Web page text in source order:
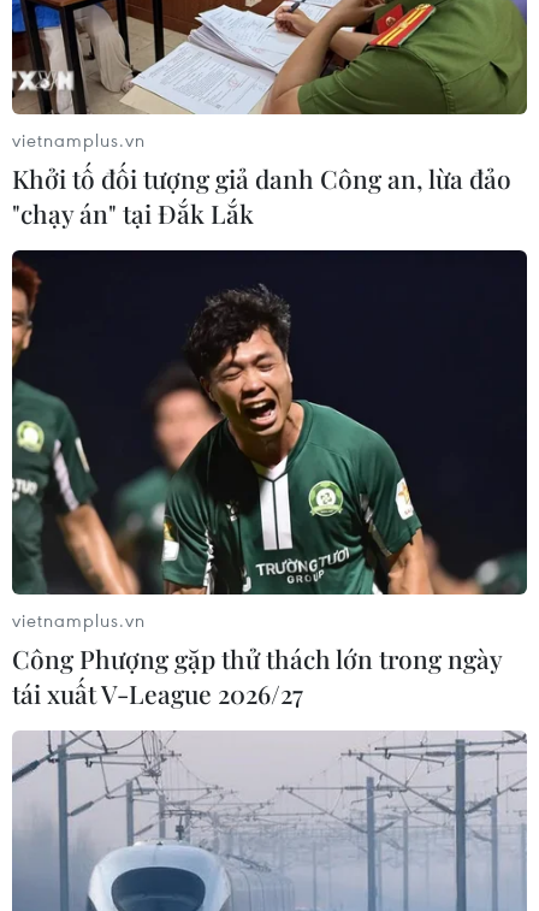
Đội tuyển Rowing Việt Nam kết thúc
ASIAD 19 với 3 huy chương Đồng
25/09/2023 04:26
Đội tuyển Rowing Việt Nam đã chính thức khép lại hành
trình tại ASIAD 19 với 3 huy chương Đồng sau khi giành
được vị trí thứ 3 ở nội dung thuyền 8 Nữ trong ngày thi
đấu 25/9.
vietnamplus.vn
Khởi tố đối tượng giả danh Công an, lừa đảo
"chạy án" tại Đắk Lắk
vietnamplus.vn
Công Phượng gặp thử thách lớn trong ngày
tái xuất V-League 2026/27